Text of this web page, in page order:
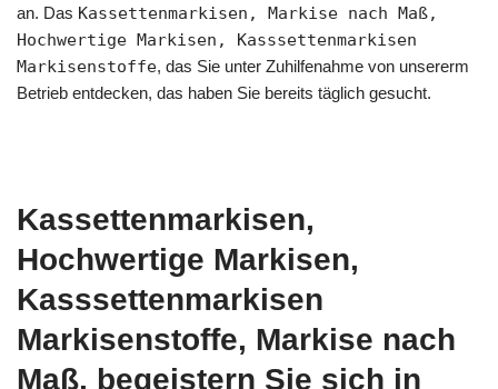
an. Das Kassettenmarkisen, Markise nach Maß,
Hochwertige Markisen, Kasssettenmarkisen
Markisenstoffe, das Sie unter Zuhilfenahme von unsererm
Betrieb entdecken, das haben Sie bereits täglich gesucht.
Kassettenmarkisen,
Hochwertige Markisen,
Kasssettenmarkisen
Markisenstoffe, Markise nach
Maß, begeistern Sie sich in